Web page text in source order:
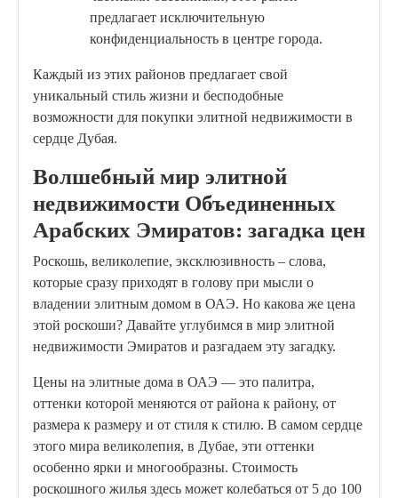
предлагает исключительную
конфиденциальность в центре города.
Каждый из этих районов предлагает свой
уникальный стиль жизни и бесподобные
возможности для покупки элитной недвижимости в
сердце Дубая.
Волшебный мир элитной
недвижимости Объединенных
Арабских Эмиратов: загадка цен
Роскошь, великолепие, эксклюзивность – слова,
которые сразу приходят в голову при мысли о
владении элитным домом в ОАЭ. Но какова же цена
этой роскоши? Давайте углубимся в мир элитной
недвижимости Эмиратов и разгадаем эту загадку.
Цены на элитные дома в ОАЭ — это палитра,
оттенки которой меняются от района к району, от
размера к размеру и от стиля к стилю. В самом сердце
этого мира великолепия, в Дубае, эти оттенки
особенно ярки и многообразны. Стоимость
роскошного жилья здесь может колебаться от 5 до 100